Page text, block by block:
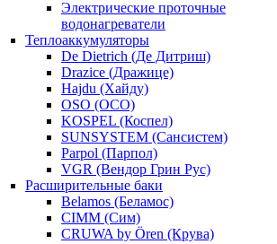
Электрические проточные
водонагреватели
Теплоаккумуляторы
De Dietrich (Де Дитриш)
Drazice (Дражице)
Hajdu (Хайду)
OSO (ОСО)
KOSPEL (Коспел)
SUNSYSTEM (Сансистем)
Parpol (Парпол)
VGR (Вендор Грин Рус)
Расширительные баки
Belamos (Беламос)
CIMM (Сим)
CRUWA by Ören (Крува)